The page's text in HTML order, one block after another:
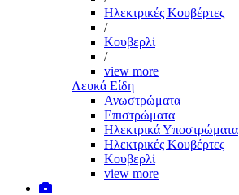
Ηλεκτρικές Κουβέρτες
/
Κουβερλί
/
view more
Λευκά Είδη
Ανωστρώματα
Επιστρώματα
Ηλεκτρικά Υποστρώματα
Ηλεκτρικές Κουβέρτες
Κουβερλί
view more